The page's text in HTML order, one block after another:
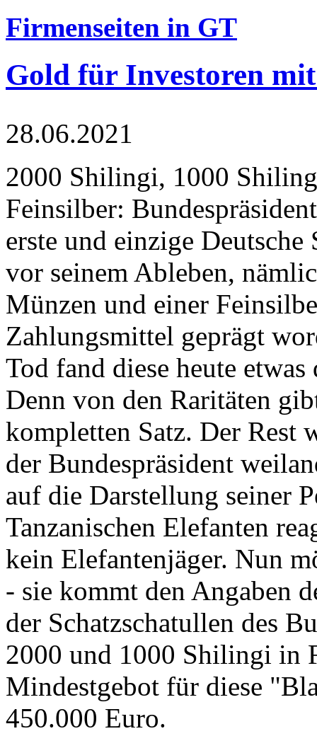
Firmenseiten in GT
Gold für Investoren
28.06.2021
2000 Shilingi, 1000
Feinsilber:
erste und einzige Deutsche
vor seinem Ableben,
Münzen und einer
Zahlungsmittel geprägt
Tod fand diese heute
Denn von den Raritäten
kompletten Satz. Der Rest
der Bundespräsident
auf die Darstellung seiner
Tanzanischen Elefanten
kein Elefantenjäger. Nun
- sie kommt den Angaben
der Schatzschatullen des
2000 und 1000 Shilingi in
Mindestgebot für diese
450.000 Euro.